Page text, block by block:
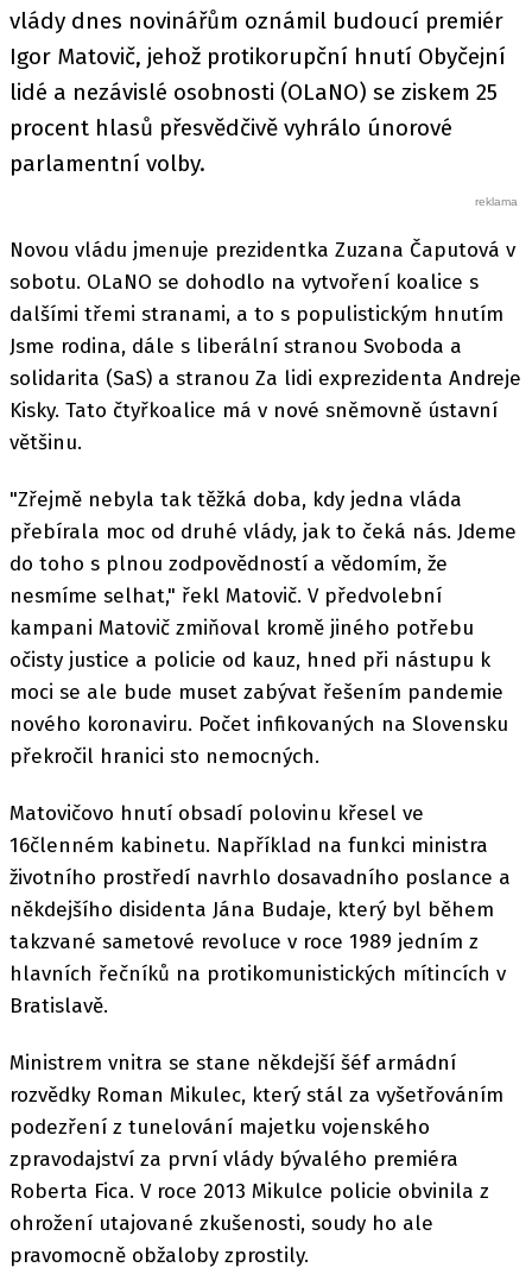
vlády dnes novinářům oznámil budoucí premiér
Igor Matovič, jehož protikorupční hnutí Obyčejní
lidé a nezávislé osobnosti (OLaNO) se ziskem 25
procent hlasů přesvědčivě vyhrálo únorové
parlamentní volby.
Novou vládu jmenuje prezidentka Zuzana Čaputová v
sobotu. OLaNO se dohodlo na vytvoření koalice s
dalšími třemi stranami, a to s populistickým hnutím
Jsme rodina, dále s liberální stranou Svoboda a
solidarita (SaS) a stranou Za lidi exprezidenta Andreje
Kisky. Tato čtyřkoalice má v nové sněmovně ústavní
většinu.
"Zřejmě nebyla tak těžká doba, kdy jedna vláda
přebírala moc od druhé vlády, jak to čeká nás. Jdeme
do toho s plnou zodpovědností a vědomím, že
nesmíme selhat," řekl Matovič. V předvolební
kampani Matovič zmiňoval kromě jiného potřebu
očisty justice a policie od kauz, hned při nástupu k
moci se ale bude muset zabývat řešením pandemie
nového koronaviru. Počet infikovaných na Slovensku
překročil hranici sto nemocných.
Matovičovo hnutí obsadí polovinu křesel ve
16členném kabinetu. Například na funkci ministra
životního prostředí navrhlo dosavadního poslance a
někdejšího disidenta Jána Budaje, který byl během
takzvané sametové revoluce v roce 1989 jedním z
hlavních řečníků na protikomunistických mítincích v
Bratislavě.
Ministrem vnitra se stane někdejší šéf armádní
rozvědky Roman Mikulec, který stál za vyšetřováním
podezření z tunelování majetku vojenského
zpravodajství za první vlády bývalého premiéra
Roberta Fica. V roce 2013 Mikulce policie obvinila z
ohrožení utajované zkušenosti, soudy ho ale
pravomocně obžaloby zprostily.